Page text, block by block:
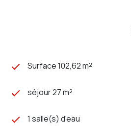
Surface 102,62 m²
séjour 27 m²
1 salle(s) d'eau